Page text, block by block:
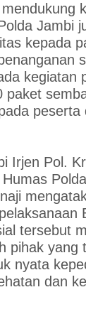
Jambi
kepada
kegiatan
paket
peserta
Irjen Pol.
tersebut
pihak yang
nyata
dan